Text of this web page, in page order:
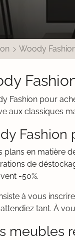
Woody
Fashion pour
aux classiques
Fashion
plans en matière
de
-50%.
à vous
tant. À
meubles